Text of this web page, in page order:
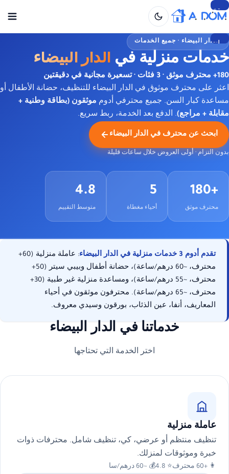
تخطي
المحتوى
انتقل
إلى
المحتوى
الدار البيضاء · جميع الخدمات
خدمات منزلية في الدار البيضاء
180+ محترف موثق · 3 فئات · تسعيرة مجانية في دقيقتين
اعثر على محترف موثوق في الدار البيضاء للتنظيف، حضانة الأطفال أو
مساعدة كبار السن. جميع محترفي أدوم موثقون (بطاقة وطنية +
مقابلة + مراجع). الدفع بعد الخدمة، ربط سريع.
ابحث عن محترف في الدار البيضاء
بدون التزام · أولى العروض خلال ساعات قليلة
+180
محترف موثق
5
أحياء مغطاة
4.8
متوسط التقييم
تقدم أدوم 3 خدمات منزلية في الدار البيضاء
: عاملة منزلية (60+
محترف، ~60 درهم/ساعة)، حضانة أطفال وبيبي سيتر (50+
محترف، ~55 درهم/ساعة)، ومساعدة منزلية غير طبية (30+
محترف، ~65 درهم/ساعة). محترفون موثقون في أحياء
المعاريف، أنفا، عين الذئاب، بورقون وسيدي معروف.
خدماتنا في الدار البيضاء
اختر الخدمة التي تحتاجها
عاملة منزلية
تنظيف منتظم أو عرضي، كي، تنظيف شامل. محترفات ذوات
خبرة وموثوقات لمنزلك.
👩 +60 محترف ⭐ 4.8 💰 ~60 درهم/سا